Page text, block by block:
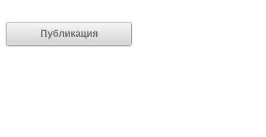
Публикация